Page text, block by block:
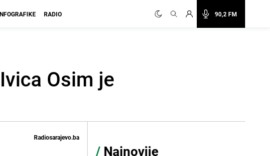
90,2 FM
RADIO
Osim je
Radiosarajevo.ba
/ Najnovije